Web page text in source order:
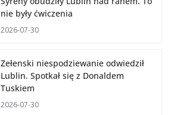
nie były ćwiczenia
2026-07-30
Zełenski niespodziewanie odwiedził
Lublin. Spotkał się z Donaldem
Tuskiem
2026-07-30